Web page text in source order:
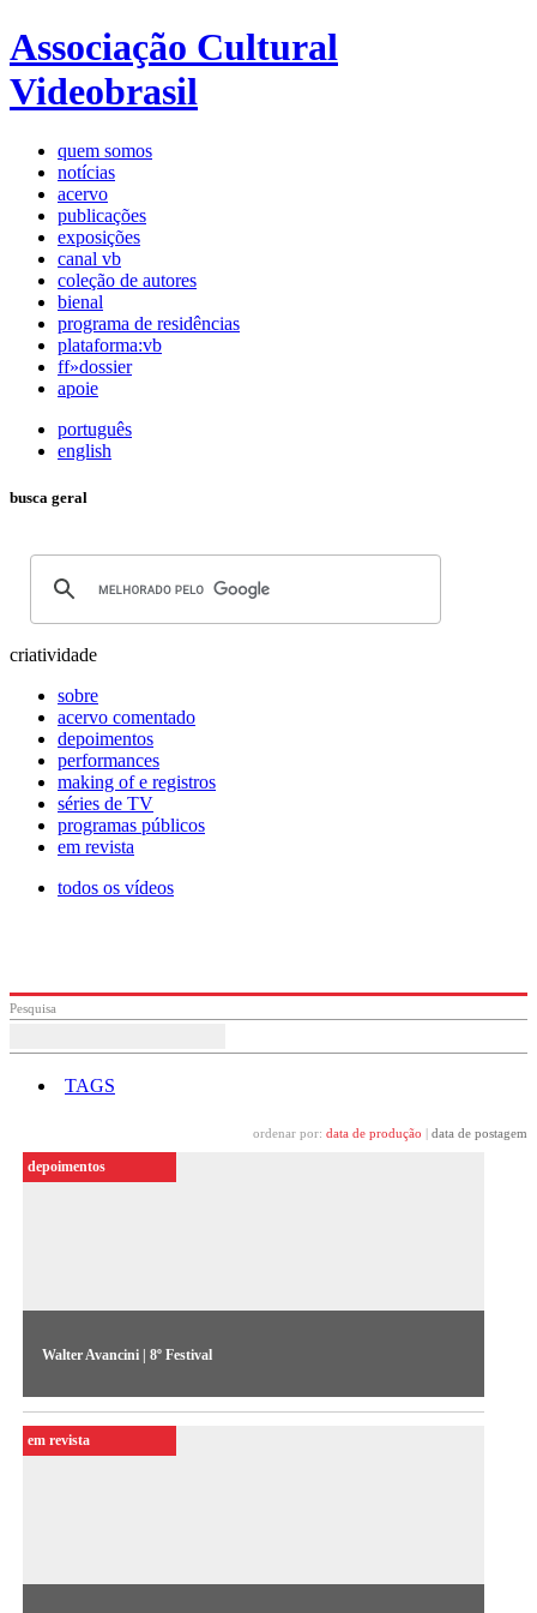
Associação Cultural
Videobrasil
quem somos
notícias
acervo
publicações
exposições
canal vb
coleção de autores
bienal
programa de residências
plataforma:vb
ff»dossier
apoie
português
english
busca geral
criatividade
sobre
acervo comentado
depoimentos
performances
making of e registros
séries de TV
programas públicos
em revista
todos os vídeos
Pesquisa
TAGS
ordenar por: data de produção data de postagem
Walter Avancini | 8º Festival
"Usar a nossa realidade criativamente", destaca o diretor de
TV Walter Avancini ao falar sobre o intercâmbio entre o Sul e
o Norte no campo da produção videográfica
depoimentos
em revista